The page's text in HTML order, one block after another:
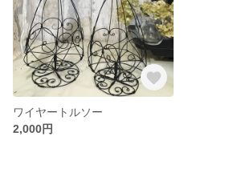
ワイヤートルソー
2,000円